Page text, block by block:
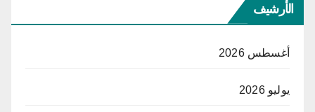
الأرشيف
أغسطس 2026
يوليو 2026